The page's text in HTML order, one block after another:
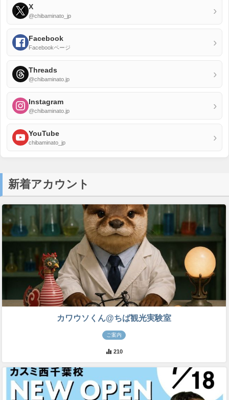
X
@chibaminato_jp ›
Facebook
Facebookページ ›
Threads
@chibaminato.jp ›
Instagram
@chibaminato.jp ›
YouTube
chibaminato_jp ›
新着アカウント
カワウソくん@ちば観光実験室
ご案内
210